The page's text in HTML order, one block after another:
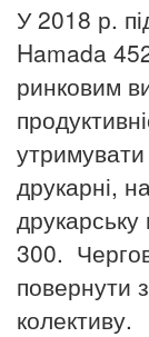
У 2018 р.
Hamada
ринковим
друкарні,
300.
повернути
колективу.